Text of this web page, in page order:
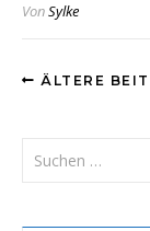
VonSylke
ÄLTERE